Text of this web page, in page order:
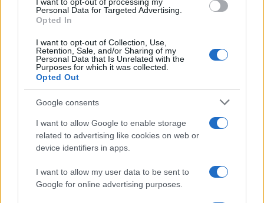
Personal Data for Targeted Advertising.
Opted In
I want to opt-out of Collection, Use,
Retention, Sale, and/or Sharing of my
Personal Data that Is Unrelated with the
Purposes for which it was collected.
Opted Out
Google consents
I want to allow Google to enable storage
related to advertising like cookies on web or
device identifiers in apps.
I want to allow my user data to be sent to
Google for online advertising purposes.
de 2023 0,0000 0,0000
0,0000
Novembro
de 2023
$
0,0000
0,0000
Dezembro
de 2023
$
0,0000
$
$ 0,0000
$
7%
Previsão de preços para 2024
mensal
Janeiro de
$
$
$ 0,0000